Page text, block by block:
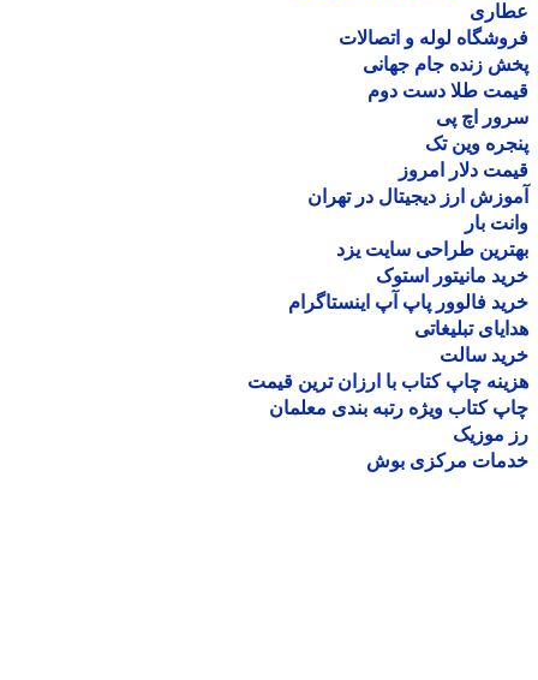
لوله و اتصالات
زنده جام جهانی
طلا دست دوم
اچ پی
وین تک
دلار امروز
ارز دیجیتال در تهران
بار
طراحی سایت یزد
مانیتور استوک
فالوور پاپ آپ اینستاگرام
تبلیغاتی
سالت
چاپ کتاب با ارزان ترین قیمت
کتاب ویژه رتبه بندی معلمان
موزیک
مرکزی بوش